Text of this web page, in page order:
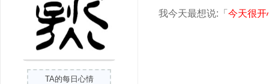
TA的每日心情
我今天最想说:「 今天很开